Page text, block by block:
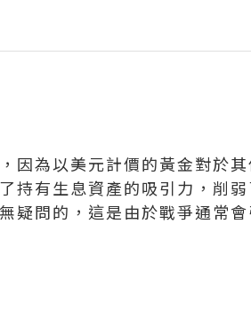
因為以美元計價的黃金對於
持有生息資產的吸引力，削
疑問的，這是由於戰爭通常